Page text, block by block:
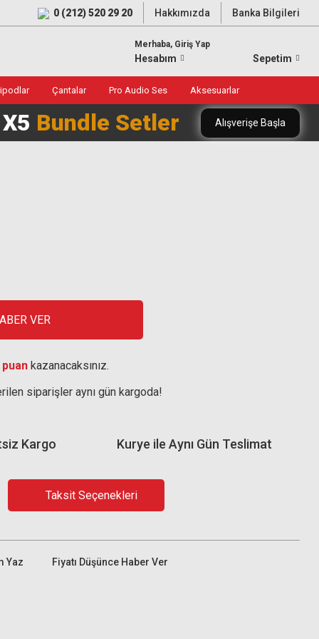
0 (212) 520 29 20 Hakkımızda Banka Bilgileri
Merhaba, Giriş Yap
Hesabım Sepetim
Çantalar Pro Audio Ses Aksesuarlar
Bundle Setler Alışverişe Başla
VER
puan kazanacaksınız.
siparişler aynı gün kargoda!
Kurye ile Aynı Gün Teslimat
Kargo
Taksit Seçenekleri
Yaz Fiyatı Düşünce Haber Ver